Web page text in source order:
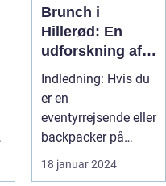
Brunch i
Hillerød: En
udforskning af
en kulinarisk
Indledning: Hvis du
er en
eventyrrejsende eller
backpacker på
udkig efter en
uforglemmelig
18 januar 2024